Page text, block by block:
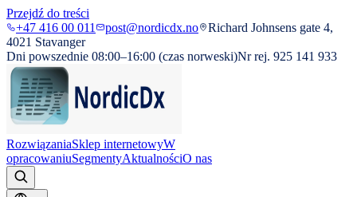
Przejdź do treści
+47 416 00 011
post@nordicdx.no
Richard Johnsens gate 4,
4021 Stavanger
Dni powszednie 08:00–16:00 (czas norweski)Nr rej. 925 141 933
RozwiązaniaSklep internetowyW
opracowaniuSegmentyAktualnościO nas